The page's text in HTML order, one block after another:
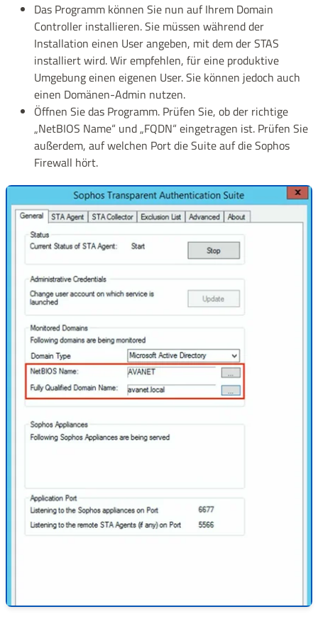
Das Programm können Sie nun auf Ihrem Domain
Controller installieren. Sie müssen während der
Installation einen User angeben, mit dem der STAS
installiert wird. Wir empfehlen, für eine produktive
Umgebung einen eigenen User. Sie können jedoch auch
einen Domänen-Admin nutzen.
Öffnen Sie das Programm. Prüfen Sie, ob der richtige
„NetBIOS Name“ und „FQDN“ eingetragen ist. Prüfen Sie
außerdem, auf welchen Port die Suite auf die Sophos
Firewall hört.